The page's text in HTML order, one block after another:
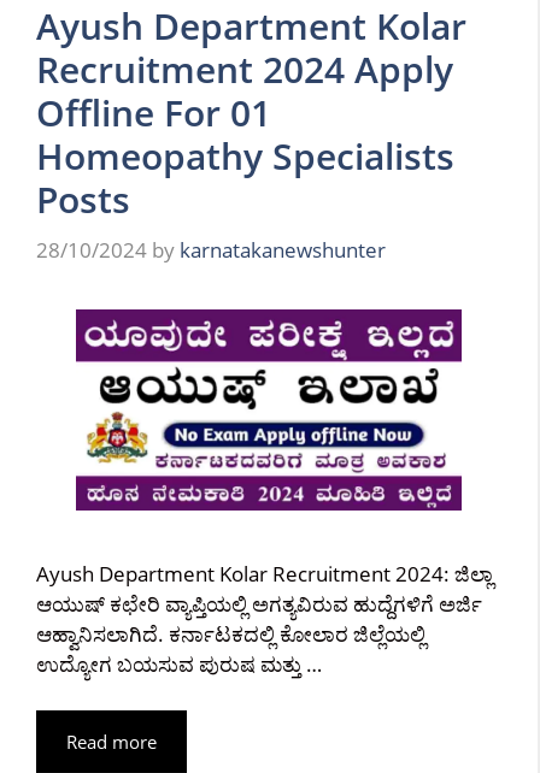
Ayush Department Kolar
Recruitment 2024 Apply
Offline For 01
Homeopathy Specialists
Posts
28/10/2024 by karnatakanewshunter
Ayush Department Kolar Recruitment 2024: ಜಿಲ್ಲಾ
ಆಯುಷ್ ಕಛೇರಿ ವ್ಯಾಪ್ತಿಯಲ್ಲಿ ಅಗತ್ಯವಿರುವ ಹುದ್ದೆಗಳಿಗೆ ಅರ್ಜಿ
ಆಹ್ವಾನಿಸಲಾಗಿದೆ. ಕರ್ನಾಟಕದಲ್ಲಿ ಕೋಲಾರ ಜಿಲ್ಲೆಯಲ್ಲಿ
ಉದ್ಯೋಗ ಬಯಸುವ ಪುರುಷ ಮತ್ತು …
Read more